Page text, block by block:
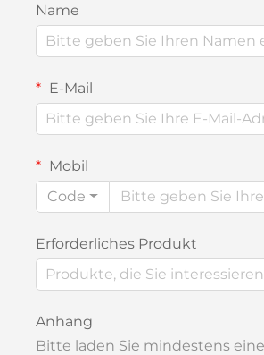
Name
E-Mail
Mobil
Code
Erforderliches Produkt
Anhang
Bitte laden Sie mindestens